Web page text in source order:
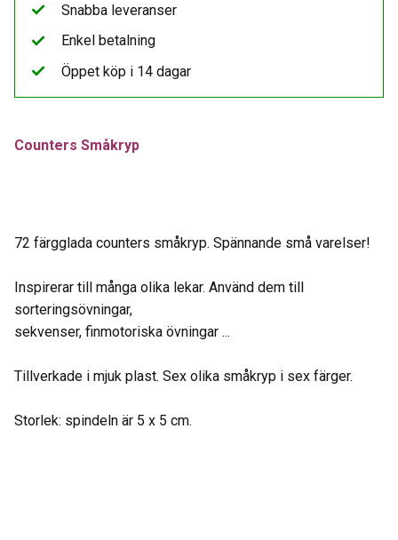
Counters Småkryp
72 färgglada counters småkryp. Spännande små varelser!
Inspirerar till många olika lekar. Använd dem till
sorteringsövningar,
sekvenser, finmotoriska övningar ...
Tillverkade i mjuk plast. Sex olika småkryp i sex färger.
Storlek: spindeln är 5 x 5 cm.
Snabba leveranser
Enkel betalning
Öppet köp i 14 dagar